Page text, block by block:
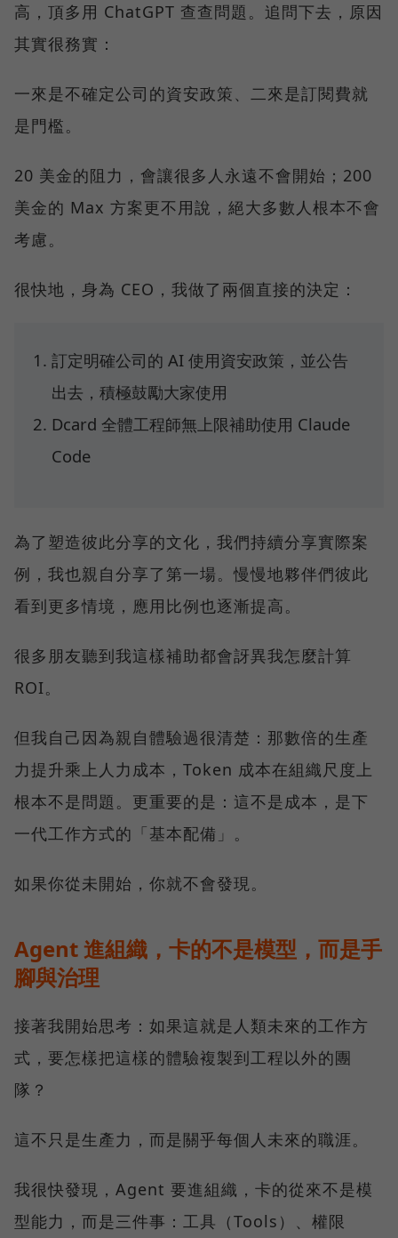
高，頂多用 ChatGPT 查查問題。追問下去，原因
其實很務實：
一來是不確定公司的資安政策、二來是訂閱費就
是門檻。
20 美金的阻力，會讓很多人永遠不會開始；200
美金的 Max 方案更不用說，絕大多數人根本不會
考慮。
很快地，身為 CEO，我做了兩個直接的決定：
訂定明確公司的 AI 使用資安政策，並公告
出去，積極鼓勵大家使用
Dcard 全體工程師無上限補助使用 Claude
Code
為了塑造彼此分享的文化，我們持續分享實際案
例，我也親自分享了第一場。慢慢地夥伴們彼此
看到更多情境，應用比例也逐漸提高。
很多朋友聽到我這樣補助都會訝異我怎麼計算
ROI。
但我自己因為親自體驗過很清楚：那數倍的生產
力提升乘上人力成本，Token 成本在組織尺度上
根本不是問題。更重要的是：這不是成本，是下
一代工作方式的「基本配備」。
如果你從未開始，你就不會發現。
Agent 進組織，卡的不是模型，而是手
腳與治理
接著我開始思考：如果這就是人類未來的工作方
式，要怎樣把這樣的體驗複製到工程以外的團
隊？
這不只是生產力，而是關乎每個人未來的職涯。
我很快發現，Agent 要進組織，卡的從來不是模
型能力，而是三件事：工具（Tools）、權限